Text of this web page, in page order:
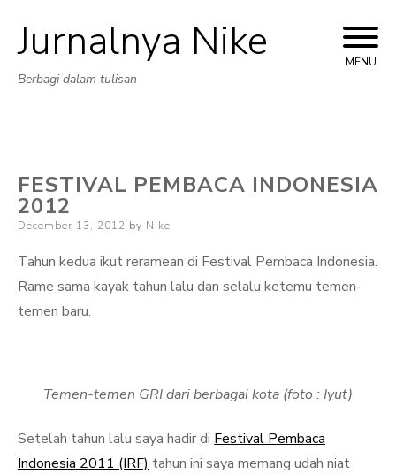
Skip
Jurnalnya Nike
Berbagi dalam tulisan
MENU
FESTIVAL PEMBACA INDONESIA
2012
Posted
December 13, 2012 by Nike
Tahun kedua ikut reramean di Festival Pembaca Indonesia.
Rame sama kayak tahun lalu dan selalu ketemu temen-
temen baru.
Temen-temen GRI dari berbagai kota (foto : Iyut)
Setelah tahun lalu saya hadir di Festival Pembaca
Indonesia 2011 (IRF) tahun ini saya memang udah niat